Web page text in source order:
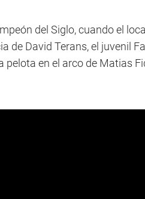
del Siglo, cuando el
de David Terans, el juvenil
en el arco de Matias